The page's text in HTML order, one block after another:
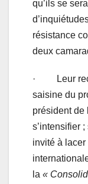
qu’ils se
résistance
deux
· Leur
saisine du
président de
s’intensifier
invité à
la «